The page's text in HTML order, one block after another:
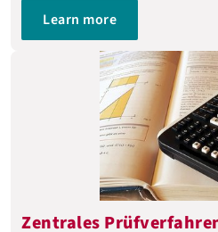
Learn more
Zentrales